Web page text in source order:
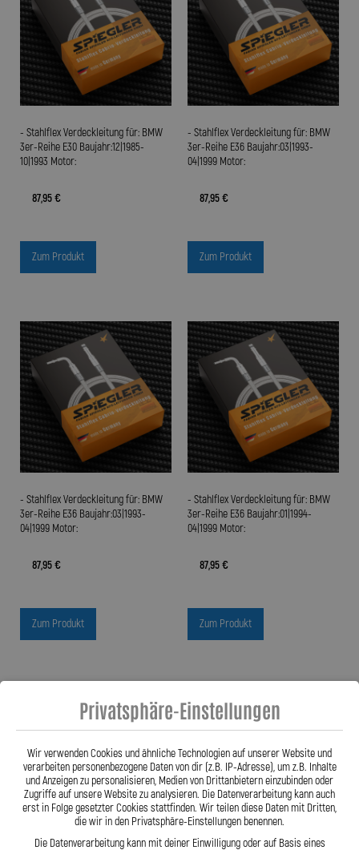
- Stahlflex Verdeckleitung für: BMW
3er-Reihe E30 Baujahr:12|1985-
10|1993 Motor:
87,95 €
Zum Produkt
- Stahlflex Verdeckleitung für: BMW
3er-Reihe E36 Baujahr:03|1993-
04|1999 Motor:
87,95 €
Zum Produkt
- Stahlflex Verdeckleitung für: BMW
3er-Reihe E36 Baujahr:03|1993-
04|1999 Motor:
87,95 €
Zum Produkt
- Stahlflex Verdeckleitung für: BMW
3er-Reihe E36 Baujahr:01|1994-
04|1999 Motor:
87,95 €
Zum Produkt
Privatsphäre-Einstellungen
Wir verwenden Cookies und ähnliche Technologien auf unserer Website und
verarbeiten personenbezogene Daten von dir (z.B. IP-Adresse), um z.B. Inhalte
und Anzeigen zu personalisieren, Medien von Drittanbietern einzubinden oder
Zugriffe auf unsere Website zu analysieren. Die Datenverarbeitung kann auch
erst in Folge gesetzter Cookies stattfinden. Wir teilen diese Daten mit Dritten,
die wir in den Privatsphäre-Einstellungen benennen.
Die Datenverarbeitung kann mit deiner Einwilligung oder auf Basis eines